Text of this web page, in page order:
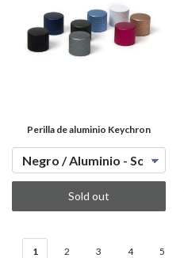
Perilla de aluminio Keychron
Sold out
1 2 3 4 5